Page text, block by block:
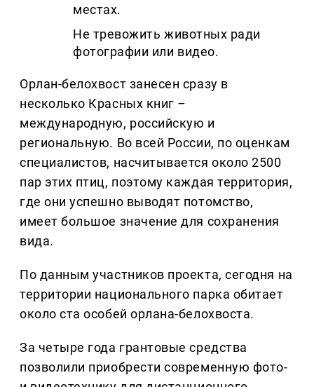
местах.
Не тревожить животных ради
фотографии или видео.
Орлан-белохвост занесен сразу в
несколько Красных книг –
международную, российскую и
региональную. Во всей России, по оценкам
специалистов, насчитывается около 2500
пар этих птиц, поэтому каждая территория,
где они успешно выводят потомство,
имеет большое значение для сохранения
вида.
По данным участников проекта, сегодня на
территории национального парка обитает
около ста особей орлана-белохвоста.
За четыре года грантовые средства
позволили приобрести современную фото-